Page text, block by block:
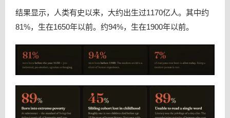
结果显示，人类有史以来，大约出生过1170亿人。其中约
81%，生在1650年以前。约94%，生在1900年以前。